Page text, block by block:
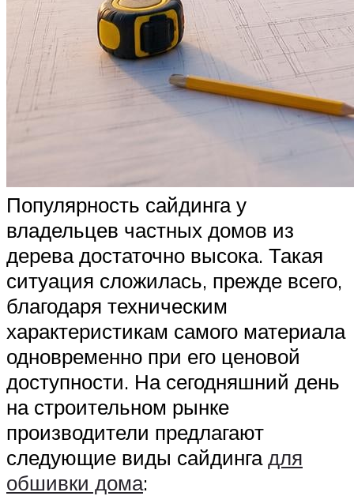
Популярность сайдинга у
владельцев частных домов из
дерева достаточно высока. Такая
ситуация сложилась, прежде всего,
благодаря техническим
характеристикам самого материала
одновременно при его ценовой
доступности. На сегодняшний день
на строительном рынке
производители предлагают
следующие виды сайдингадля
обшивки дома: